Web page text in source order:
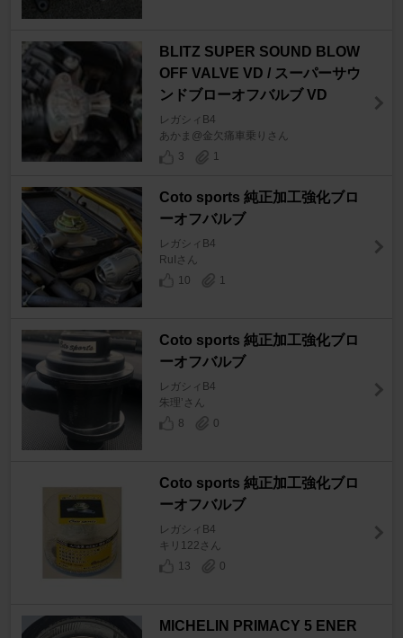
BLITZ SUPER SOUND BLOW
OFF VALVE VD / スーパーサウ
ンドブローオフバルブ VD
レガシィB4
あかま@金欠痛車乗りさん
3
1
Coto sports 純正加工強化ブロ
ーオフバルブ
レガシィB4
RuIさん
10
1
Coto sports 純正加工強化ブロ
ーオフバルブ
レガシィB4
朱理’さん
8
0
Coto sports 純正加工強化ブロ
ーオフバルブ
レガシィB4
キリ122さん
13
0
MICHELIN PRIMACY 5 ENER